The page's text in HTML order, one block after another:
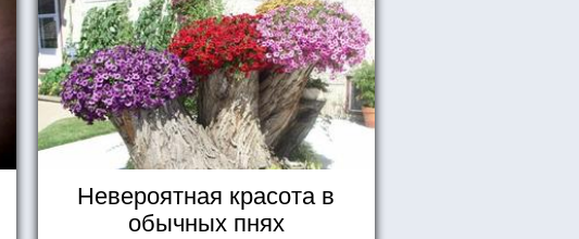
Невероятная красота в
обычных пнях